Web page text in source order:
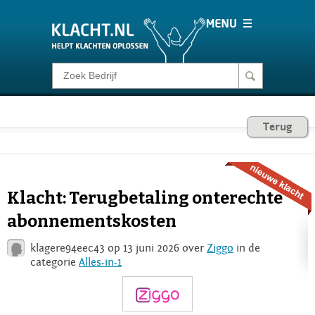
Klacht melden
Consumentenrecht
Voor Bedrijven
Login
Terug
Klacht: Terugbetaling onterechte
abonnementskosten
klagere94eec43 op 13 juni 2026 over Ziggo in de
categorie Alles-in-1